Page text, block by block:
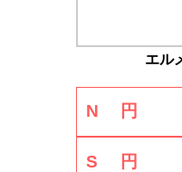
エル
N 円
S 円